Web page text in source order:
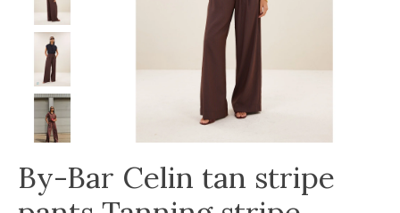
By-Bar Celin tan stripe